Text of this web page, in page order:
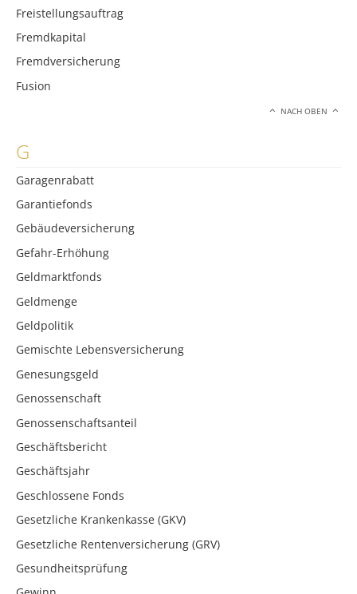
Freistellungsauftrag
Fremdkapital
Fremdversicherung
Fusion
NACH OBEN
G
Garagenrabatt
Garantiefonds
Gebäudeversicherung
Gefahr-Erhöhung
Geldmarktfonds
Geldmenge
Geldpolitik
Gemischte Lebensversicherung
Genesungsgeld
Genossenschaft
Genossenschaftsanteil
Geschäftsbericht
Geschäftsjahr
Geschlossene Fonds
Gesetzliche Krankenkasse (GKV)
Gesetzliche Rentenversicherung (GRV)
Gesundheitsprüfung